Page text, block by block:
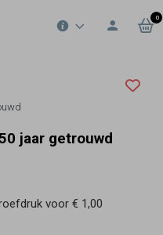
0
jaar getrouwd
voor € 1,00